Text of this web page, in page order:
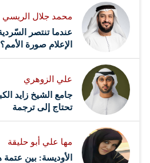
محمد جلال الريسي
عندما تنتصر
الإعلام صورة الأمم؟
علي الزوهري
جامع الشيخ زايد
تحتاج إلى ترجمة
مها علي أبو حليقة
الأوديسة: بين